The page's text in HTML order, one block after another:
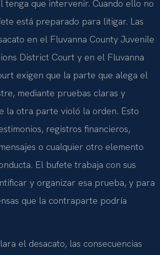
tenga que intervenir. Cuando ello no
está preparado para litigar. Las
en el Fluvanna County Juvenile
District Court y en el Fluvanna
exigen que la parte que alega el
mediante pruebas claras y
la otra parte violó la orden. Esto
registros financieros,
o cualquier otro elemento
El bufete trabaja con sus
y organizar esa prueba, y para
que la contraparte podría
el desacato, las consecuencias